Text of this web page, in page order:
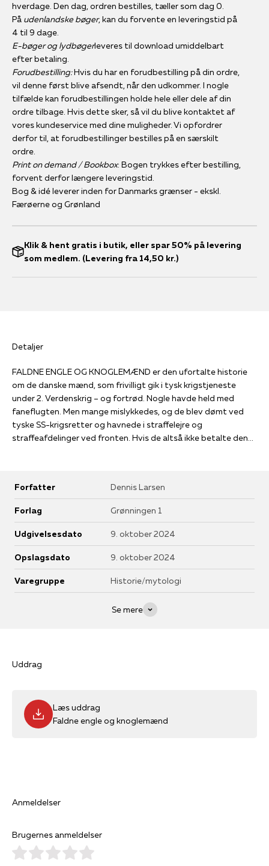
hverdage. Den dag, ordren bestilles, tæller som dag 0.
På udenlandske bøger, kan du forvente en leveringstid på
4 til 9 dage.
E-bøger og lydbøgerleveres til download umiddelbart
efter betaling.
Forudbestilling:Hvis du har en forudbestilling på din ordre,
vil denne først blive afsendt, når den udkommer. I nogle
tilfælde kan forudbestillingen holde hele eller dele af din
ordre tilbage. Hvis dette sker, så vil du blive kontaktet af
vores kundeservice med dine muligheder. Vi opfordrer
derfor til, at forudbestillinger bestilles på en særskilt
ordre.
Print on demand / Bookbox: Bogen trykkes efter bestilling,
forvent derfor længere leveringstid.
Bog & idé leverer inden for Danmarks grænser - ekskl.
Færøerne og Grønland
Klik & hent gratis i butik, eller spar 50% på levering
som medlem. (Levering fra 14,50 kr.)
Detaljer
FALDNE ENGLE OG KNOGLEMÆND er den ufortalte historie
om de danske mænd, som frivilligt gik i tysk krigstjeneste
under 2. Verdenskrig – og fortrød. Nogle havde held med
faneflugten. Men mange mislykkedes, og de blev dømt ved
tyske SS-krigsretter og havnede i straffelejre og
straffeafdelinger ved fronten. Hvis de altså ikke betalte den
skæbnehistorier, som føjer et nyt kapitel til dansk
DENNIS LARSEN (f. 1966) er historiker og museumsinspektør
hos Nationalmuseet. Forfatter til flere bøger og artikler om 2.
Verdenskrig og de tyske kz-lejre. Har medvirket i flere tv-
udsendelser og dokumentarer og været tilknyttet Simon
Wiesenthal Center – Israel i forbindelse med eftersøgningen
af krigsforbrydere med tilknytning til Waffen-SS i flere lande.
Forfatter Dennis Larsen
Forlag Grønningen 1
Udgivelsesdato 9. oktober 2024
Opslagsdato 9. oktober 2024
Varegruppe Historie/mytologi
Se mere
Uddrag
Læs uddrag
Faldne engle og knoglemænd
Anmeldelser
Brugernes anmeldelser